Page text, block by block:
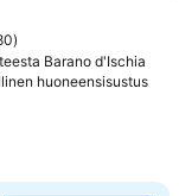
Barano d'Ischia
huoneensisustus